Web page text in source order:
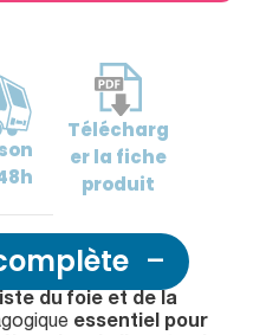
Télécharg
erla fiche
produit
du foie et de la
essentiel pour